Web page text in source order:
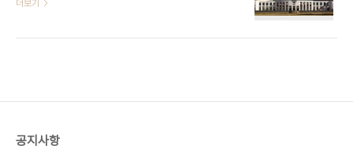
득법제위원회(Revenue Law Commission) 사
세 문제에 대한 명확한 해석을 요구하고 나서야 사안
과 차이가 있다. 2014년 ATO는 암호통화 과세취급
더보기
공지사항